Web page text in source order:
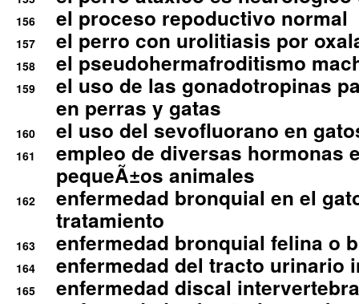
156 el proceso repoductivo normal
157 el perro con urolitiasis por
158 el pseudohermafroditismo
159
el uso de las gonadotropinas
en perras y gatas
160 el uso del sevofluorano en
161
empleo de diversas hormonas
pequeÃ±os animales
162
enfermedad bronquial en el
tratamiento
163 enfermedad bronquial felina o
164 enfermedad del tracto urinario
165 enfermedad discal